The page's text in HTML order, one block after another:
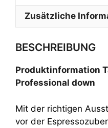
Zusätzliche
BESCHREIBUNG
Produktinformation
Professional down
Mit der richtigen
vor der